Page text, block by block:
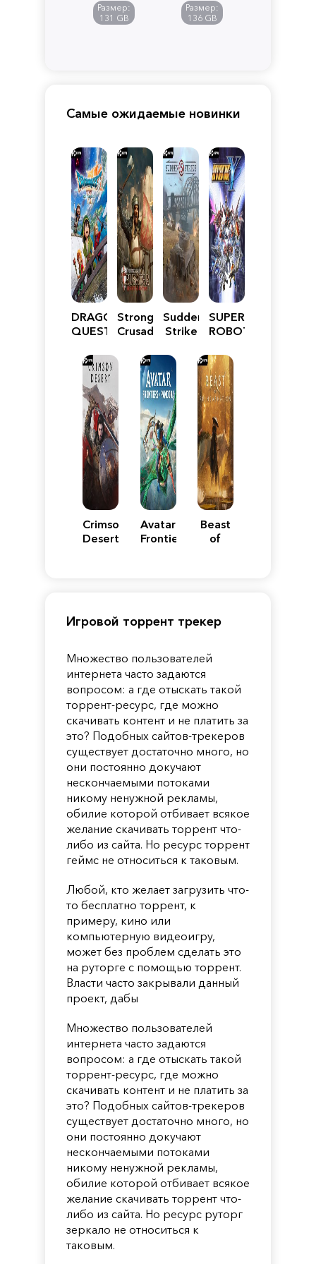
Размер:
131 GB
of
Pandora
Размер:
136 GB
Самые ожидаемые новинки
DRAGON
QUEST
Reimagined
Stronghold
Crusader:
Edition
Sudden
Strike
SUPER
ROBOT
Y
Crimson
Desert
Avatar:
Frontiers
Beast
of
Игровой торрент трекер
Множество пользователей
интернета часто задаются
вопросом: а где отыскать такой
торрент-ресурс, где можно
скачивать контент и не платить за
это? Подобных сайтов-трекеров
существует достаточно много, но
они постоянно докучают
нескончаемыми потоками
никому ненужной рекламы,
обилие которой отбивает всякое
желание скачивать торрент что-
либо из сайта. Но ресурс торрент
геймс не относиться к таковым.
Любой, кто желает загрузить что-
то бесплатно торрент, к
примеру, кино или
компьютерную видеоигру,
может без проблем сделать это
на руторге с помощью торрент.
Власти часто закрывали данный
проект, дабы
Множество пользователей
интернета часто задаются
вопросом: а где отыскать такой
торрент-ресурс, где можно
скачивать контент и не платить за
это? Подобных сайтов-трекеров
существует достаточно много, но
они постоянно докучают
нескончаемыми потоками
никому ненужной рекламы,
обилие которой отбивает всякое
желание скачивать торрент что-
либо из сайта. Но ресурс руторг
зеркало не относиться к
таковым.